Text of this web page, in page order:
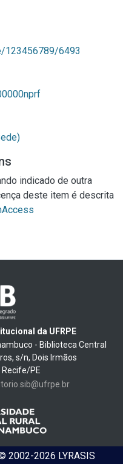
123456789/6493
indicado de outra
deste item é descrita
da UFRPE
- Biblioteca Central
s/n, Dois Irmãos
Recife/PE
2002-2026 LYRASIS